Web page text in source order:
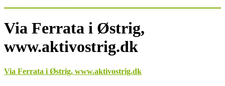
Via Ferrata i Østrig,
www.aktivostrig.dk
Via Ferrata i Østrig, www.aktivostrig.dk